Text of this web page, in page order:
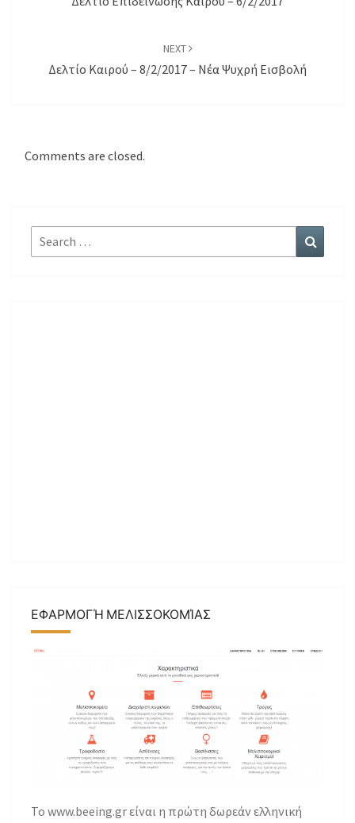
NEXT
Δελτίο Καιρού – 8/2/2017 – Νέα Ψυχρή Εισβολή
Comments are closed.
Search
for:
ΕΦΑΡΜΟΓΉ ΜΕΛΙΣΣΟΚΟΜΊΑΣ
Το www.beeing.gr είναι η πρώτη δωρεάν ελληνική